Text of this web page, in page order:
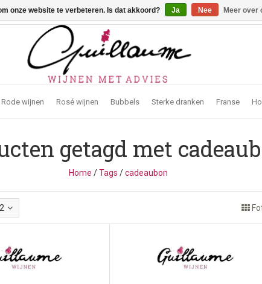
3272 Testelt -info@guillaumewijnen.be
Rode wijnen Rosé wijnen Bubbels Sterke dranken Franse
getagd met
Home /Tags /cadeaubon
onze website te verbeteren. Is dat akkoord? Ja Nee Meer over